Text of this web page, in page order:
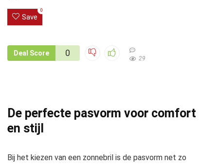
Save
0
Deal Score 0
29
De perfecte pasvorm voor comfort
en stijl
Bij het kiezen van een zonnebril is de pasvorm net zo